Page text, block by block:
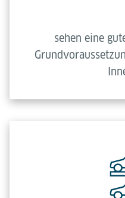
sehen eine